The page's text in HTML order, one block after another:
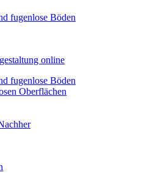
fugenlose Böden
online
fugenlose Böden
Oberflächen